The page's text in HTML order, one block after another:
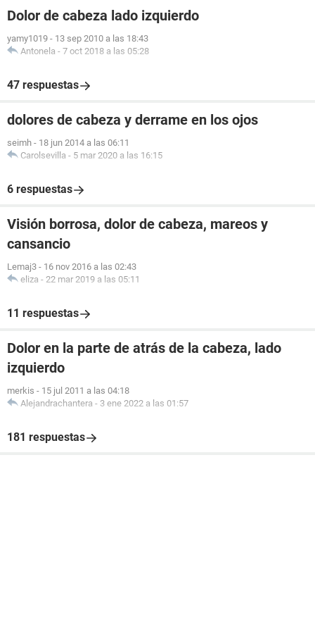
Dolor de cabeza lado izquierdo
yamy1019 - 13 sep 2010 a las 18:43
Antonela - 7 oct 2018 a las 05:28
47 respuestas
dolores de cabeza y derrame en los ojos
seimh - 18 jun 2014 a las 06:11
Carolsevilla - 5 mar 2020 a las 16:15
6 respuestas
Visión borrosa, dolor de cabeza, mareos y
cansancio
Lemaj3 - 16 nov 2016 a las 02:43
eliza - 22 mar 2019 a las 05:11
11 respuestas
Dolor en la parte de atrás de la cabeza, lado
izquierdo
merkis - 15 jul 2011 a las 04:18
Alejandrachantera - 3 ene 2022 a las 01:57
181 respuestas